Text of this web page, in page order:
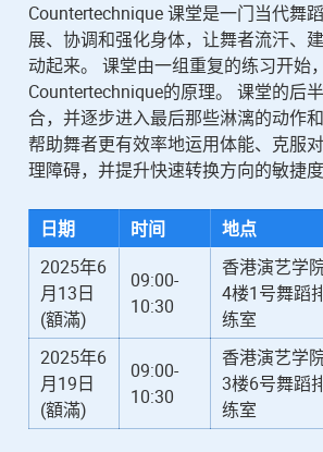
Countertechnique 课堂是一门当代舞
展、协调和强化身体，让舞者流汗、
动起来。 课堂由一组重复的练习开始
Countertechnique的原理。 课堂的后
合，并逐步进入最后那些淋漓的动作
帮助舞者更有效率地运用体能、克服
理障碍，并提升快速转换方向的敏捷度
日期 时间
地点
2025年6
月13日
(額滿)
09:00-
10:30
香港演艺学
4楼1号舞蹈
练室
2025年6
月19日
(額滿)
09:00-
10:30
香港演艺学
3楼6号舞蹈
练室